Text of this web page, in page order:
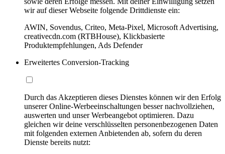
wir auf dieser Webseite folgende Drittdienste ein:
AWIN, Sovendus, Criteo, Meta-Pixel, Microsoft Advertising,
creativecdn.com (RTBHouse), Klickbasierte
Produktempfehlungen, Ads Defender
Erweitertes Conversion-Tracking
Durch das Akzeptieren dieses Dienstes können wir den Erfolg
unserer Online-Werbeeinschaltungen besser nachvollziehen,
auswerten und unser Werbeangebot optimieren. Dazu
gleichen wir deine verschlüsselten personenbezogenen Daten
mit folgenden externen Anbietenden ab, sofern du deren
Dienste bereits nutzt: